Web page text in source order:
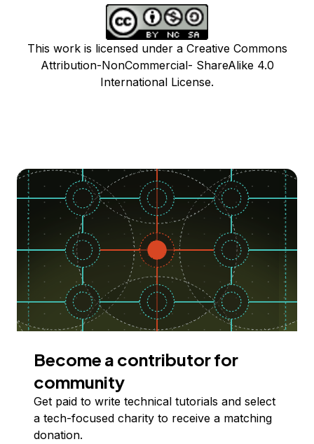
This work is licensed under a Creative Commons
Attribution-NonCommercial- ShareAlike 4.0
International License.
Become a contributor for
community
Get paid to write technical tutorials and select
a tech-focused charity to receive a matching
donation.